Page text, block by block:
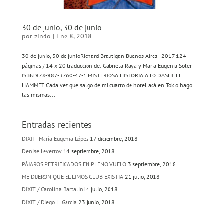
30 de junio, 30 de junio
por zindo | Ene 8, 2018
30 de junio, 30 de junioRichard Brautigan Buenos Aires - 2017 124
páginas / 14 x 20 traducción de: Gabriela Raya y María Eugenia Soler
ISBN 978-987-3760-47-1 MISTERIOSA HISTORIA A LO DASHIELL
HAMMET Cada vez que salgo de mi cuarto de hotel acá en Tokio hago
las mismas...
Entradas recientes
DIXIT -María Eugenia López 17 diciembre, 2018
Denise Levertov 14 septiembre, 2018
PÁJAROS PETRIFICADOS EN PLENO VUELO 3 septiembre, 2018
ME DIJERON QUE EL LIMOS CLUB EXISTIA 21 julio, 2018
DIXIT / Carolina Bartalini 4 julio, 2018
DIXIT / Diego L. Garcia 23 junio, 2018